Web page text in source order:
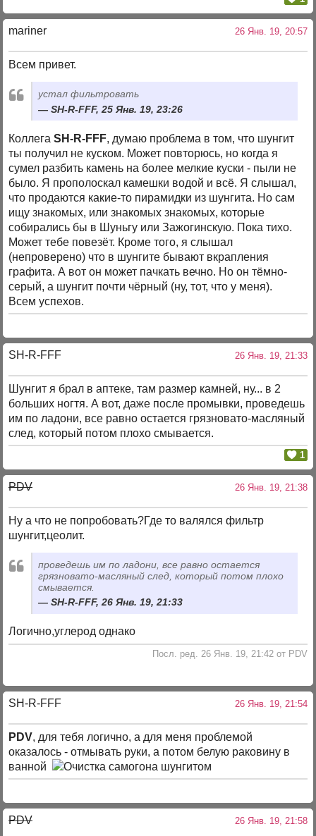
mariner 26 Янв. 19, 20:57
Всем привет.
устал фильтровать
SH-R-FFF, 25 Янв. 19, 23:26
КоллегаSH-R-FFF, думаю проблема в том, что шунгит
ты получил не куском. Может повторюсь, но когда я
сумел разбить камень на более мелкие куски - пыли не
было. Я прополоскал камешки водой и всё. Я слышал,
что продаются какие-то пирамидки из шунгита. Но сам
ищу знакомых, или знакомых знакомых, которые
собирались бы в Шуньгу или Зажогинскую. Пока тихо.
Может тебе повезёт. Кроме того, я слышал
(непроверено) что в шунгите бывают вкрапления
графита. А вот он может пачкать вечно. Но он тёмно-
серый, а шунгит почти чёрный (ну, тот, что у меня).
Всем успехов.
SH-R-FFF 26 Янв. 19, 21:33
Шунгит я брал в аптеке, там размер камней, ну... в 2
больших ногтя. А вот, даже после промывки, проведешь
им по ладони, все равно остается грязновато-масляный
след, который потом плохо смывается.
1
PDV 26 Янв. 19, 21:38
Ну а что не попробовать?Где то валялся фильтр
шунгит,цеолит.
проведешь им по ладони, все равно остается
грязновато-масляный след, который потом плохо
смывается.
SH-R-FFF, 26 Янв. 19, 21:33
Логично,углерод однако
Посл. ред. 26 Янв. 19, 21:42 от PDV
SH-R-FFF 26 Янв. 19, 21:54
PDV, для тебя логично, а для меня проблемой
оказалось - отмывать руки, а потом белую раковину в
ванной
PDV 26 Янв. 19, 21:58